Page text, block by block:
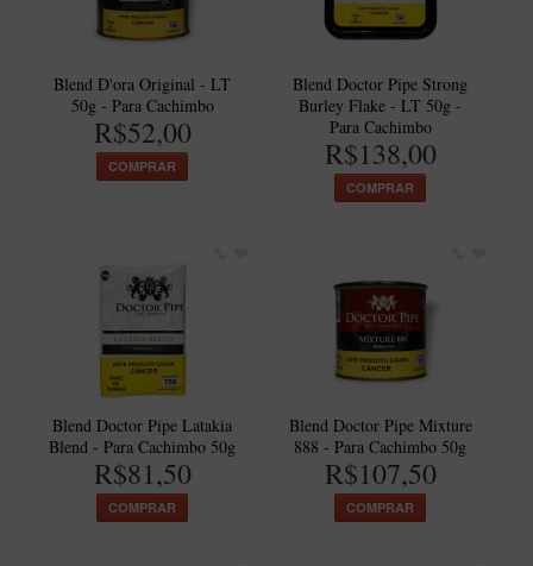
Elite Nº 2
Elite Polido
Giovanni Encerado
Itália Encerado
Caboclo - 7 Voltas
Cachimbeco
Churchwarden
Giovanni
Jateado
Blend D'ora Original - LT
50g - Para Cachimbo
R$52,00
COMPRAR
Blend Doctor Pipe Strong
Burley Flake - LT 50g -
Para Cachimbo
R$138,00
COMPRAR
Blend Doctor Pipe Latakia
Blend - Para Cachimbo 50g
R$81,50
COMPRAR
Blend Doctor Pipe Mixture
888 - Para Cachimbo 50g
R$107,50
COMPRAR